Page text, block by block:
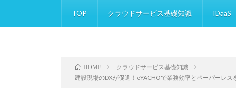
TOP クラウドサービス基礎知識 IDaaS
HOME
クラウドサービス基礎知識
建設現場のDXが促進！eYACHOで業務効率とペーパーレス